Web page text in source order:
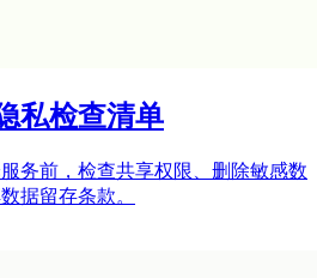
私检查清单
务前，检查共享权限、删除敏感数
据留存条款。